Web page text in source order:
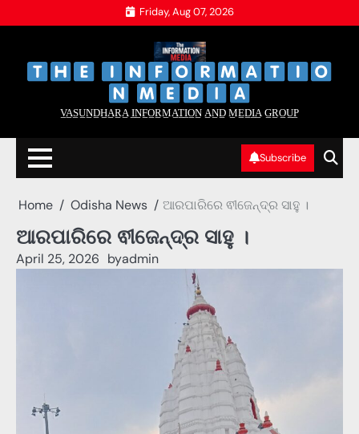
to
Friday, Aug 07, 2026
V̲A̲S̲U̲N̲D̲H̲A̲R̲A̲ I̲N̲F̲O̲R̲M̲A̲T̲I̲O̲N̲ A̲N̲D̲ M̲E̲D̲I̲A̲ G̲R̲O̲U̲P̲
Subscribe
Home Odisha News ଆରପାରିରେ ଵୀଜେନ୍ଦ୍ର ସାହୁ ।
ଆରପାରିରେ ଵୀଜେନ୍ଦ୍ର ସାହୁ ।
April 25, 2026 byadmin